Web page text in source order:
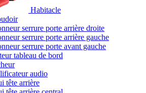
Habitacle
serrure porte arrière droite
serrure porte arrière gauche
serrure porte avant gauche
tableau de bord
audio
tête arrière